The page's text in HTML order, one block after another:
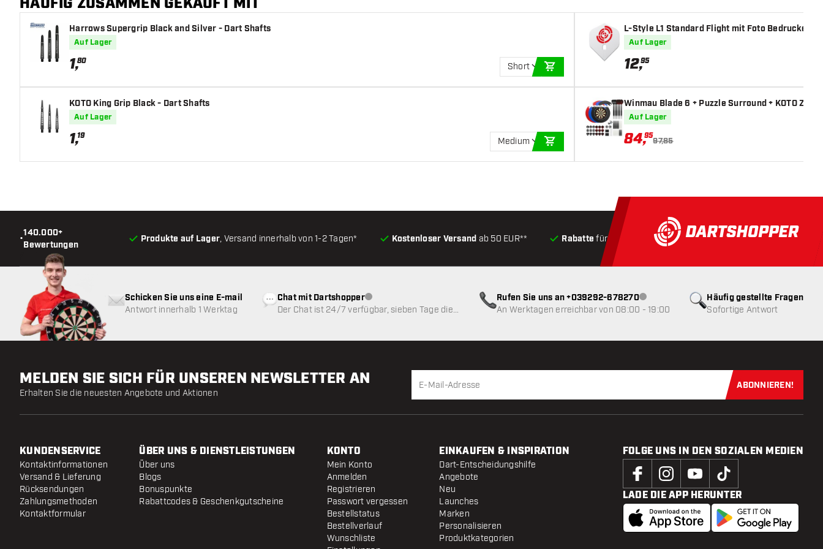
Harrows Supergrip Black and Silver - Dart Shafts
Auf Lager
1,80
Short
IN DEN WARENKORB
KOTO King Grip Black - Dart Shafts
Auf Lager
1,19
Medium
L-Style L1 Standard Flight mit Foto Bedrucken (1
Auf Lager
12,95
Winmau Blade 6 + Puzzle Surround + KOTO
Auf Lager
84,95
97,85
•
140.000+
Bewertungen
Produkte auf Lager, Versand innerhalb von 1-2 Tagen* Kostenloser Versand ab 50 EUR** Rabatte für Kunden Produkte auf Lager, Versand
Häufig gestellte Fragen
Sofortige Antwort
Schicken Sie uns eine E-mail
Antwort innerhalb 1 Werktag
Chat mit DartshopperKundenservice nicht verfügbar
Der Chat ist 24/7 verfügbar, sieben Tage die
Rufen Sie uns an +039292-678270Kundenservice nicht verfügbar
An Werktagen erreichbar von 08:00 - 19:00
MELDEN SIE SICH FÜR UNSEREN NEWSLETTER AN
Erhalten Sie die neuesten Angebote und Aktionen
Jetzt für
ABONNIEREN!
KUNDENSERVICE
Kontaktinformationen
Versand & Lieferung
Rücksendungen
Zahlungsmethoden
Kontaktformular
ÜBER UNS & DIENSTLEISTUNGEN
Über uns
Blogs
Bonuspunkte
Rabattcodes & Geschenkgutscheine
KONTO
Mein Konto
Anmelden
Registrieren
Passwort vergessen
Bestellstatus
Bestellverlauf
Wunschliste
EINKAUFEN & INSPIRATION
Dart-Entscheidungshilfe
Angebote
Neu
Launches
Marken
Personalisieren
Produktkategorien
FOLGE UNS IN DEN SOZIALEN MEDIEN
LADE DIE APP HERUNTER